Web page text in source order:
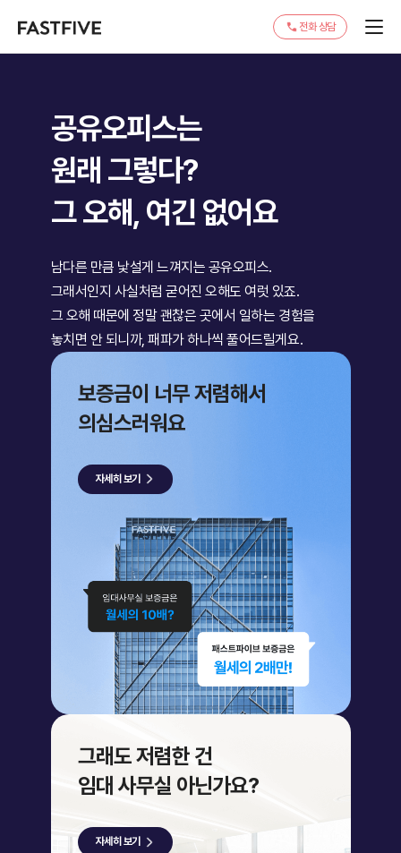
전화 상담
공유오피스는
원래 그렇다?
그 오해, 여긴 없어요
남다른 만큼 낯설게 느껴지는 공유오피스.
그래서인지 사실처럼 굳어진 오해도 여럿 있죠.
그 오해 때문에 정말 괜찮은 곳에서 일하는 경험을
놓치면 안 되니까,패파가 하나씩 풀어드릴게요.
보증금이 너무 저렴해서
의심스러워요
자세히 보기
그래도 저렴한 건
임대 사무실 아닌가요?
자세히 보기